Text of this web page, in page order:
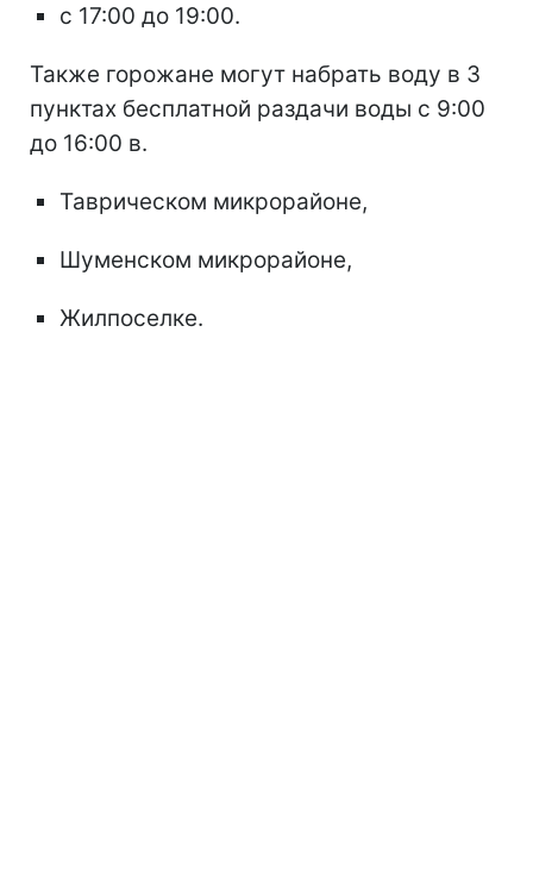
с 17:00 до 19:00.
Также горожане могут набрать воду в 3
пунктах бесплатной раздачи воды с 9:00
до 16:00 в.
Таврическом микрорайоне,
Шуменском микрорайоне,
Жилпоселке.